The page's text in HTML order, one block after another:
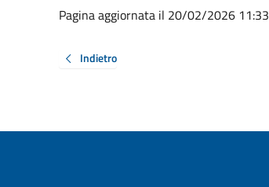
Pagina aggiornata il 20/02/2026 11:33
Indietro